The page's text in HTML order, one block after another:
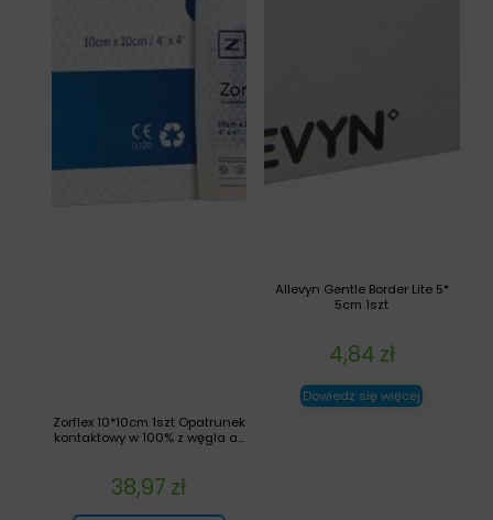
Allevyn Gentle Border Lite 5*
5cm 1szt
4,84 zł
Dowiedz się więcej
Zorflex 10*10cm 1szt Opatrunek
kontaktowy w 100% z węgla a...
38,97 zł